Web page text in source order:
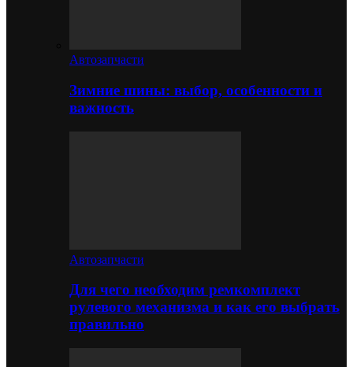
Автозапчасти
Зимние шины: выбор, особенности и
важность
Автозапчасти
Для чего необходим ремкомплект
рулевого механизма и как его выбрать
правильно